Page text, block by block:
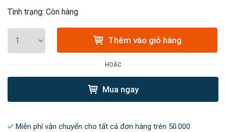
Tình trạng: Còn hàng
Thêm vào giỏ hàng
HOẶC
Mua ngay
Miễn phí vận chuyển cho tất cả đơn hàng trên 50.000